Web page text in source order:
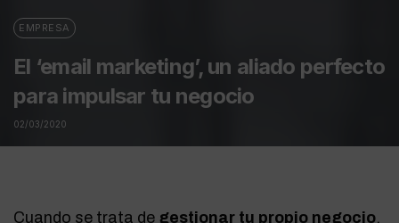
EMPRESA
El ‘email marketing’, un aliado perfecto
para impulsar tu negocio
02/03/2020
Cuando se trata de gestionar tu propio negocio,